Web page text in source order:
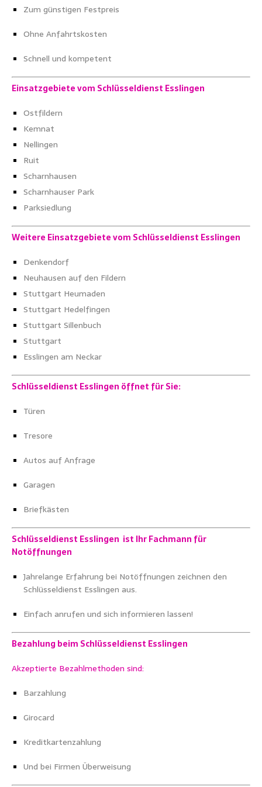
Zum günstigen Festpreis
Ohne Anfahrtskosten
Schnell und kompetent
Einsatzgebiete vom Schlüsseldienst Esslingen
Ostfildern
Kemnat
Nellingen
Ruit
Scharnhausen
Scharnhauser Park
Parksiedlung
Weitere Einsatzgebiete vom Schlüsseldienst Esslingen
Denkendorf
Neuhausen auf den Fildern
Stuttgart Heumaden
Stuttgart Hedelfingen
Stuttgart Sillenbuch
Stuttgart
Esslingen am Neckar
Schlüsseldienst Esslingen öffnet für Sie:
Türen
Tresore
Autos auf Anfrage
Garagen
Briefkästen
Schlüsseldienst Esslingen ist Ihr Fachmann für
Notöffnungen
Jahrelange Erfahrung bei Notöffnungen zeichnen den
Schlüsseldienst Esslingen aus.
Einfach anrufen und sich informieren lassen!
Bezahlung beim Schlüsseldienst Esslingen
Akzeptierte Bezahlmethoden sind:
Barzahlung
Girocard
Kreditkartenzahlung
Und bei Firmen Überweisung